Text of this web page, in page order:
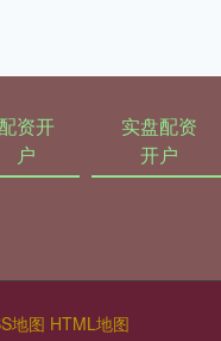
配资开
户
实盘配资
开户
地图 HTML地图